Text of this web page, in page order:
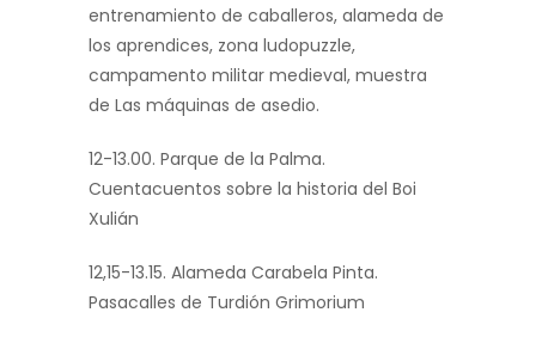
entrenamiento de caballeros, alameda de
los aprendices, zona ludopuzzle,
campamento militar medieval, muestra
de Las máquinas de asedio.
12-13.00. Parque de la Palma.
Cuentacuentos sobre la historia del Boi
Xulián
12,15-13.15. Alameda Carabela Pinta.
Pasacalles de Turdión Grimorium